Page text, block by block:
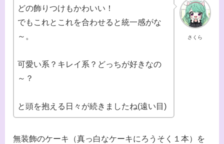
さくら
どの飾りつけもかわいい！
でもこれとこれを合わせると統一感がな
～。
可愛い系？キレイ系？どっちが好きなの
～？
と頭を抱える日々が続きましたね(遠い目)
無装飾のケーキ（真っ白なケーキにろうそく１本）を